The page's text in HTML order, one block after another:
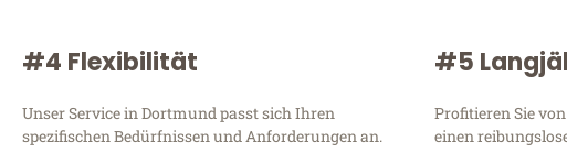
#4 Flexibilität
Unser Service in Dortmund passt sich Ihren
spezifischen Bedürfnissen und Anforderungen an.
#5
Profitieren Sie
einen